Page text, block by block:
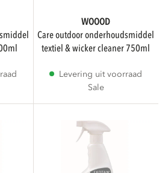
WOOOD
care outdoor onderhoudsmiddel
textiel & wicker cleaner 750ml
Levering uit voorraad
Sale